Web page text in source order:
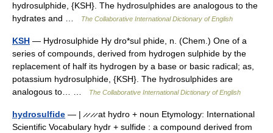
hydrosulphide, {KSH}. The hydrosulphides are analogous to the
hydrates and …
The Collaborative International Dictionary of English
KSH — Hydrosulphide Hy dro*sul phide, n. (Chem.) One of a
series of compounds, derived from hydrogen sulphide by the
replacement of half its hydrogen by a base or basic radical; as,
potassium hydrosulphide, {KSH}. The hydrosulphides are
analogous to… …
The Collaborative International Dictionary of English
hydrosulfide — | ̷ ̷ ̷ ̷ at hydro + noun Etymology: International
Scientific Vocabulary hydr + sulfide : a compound derived from